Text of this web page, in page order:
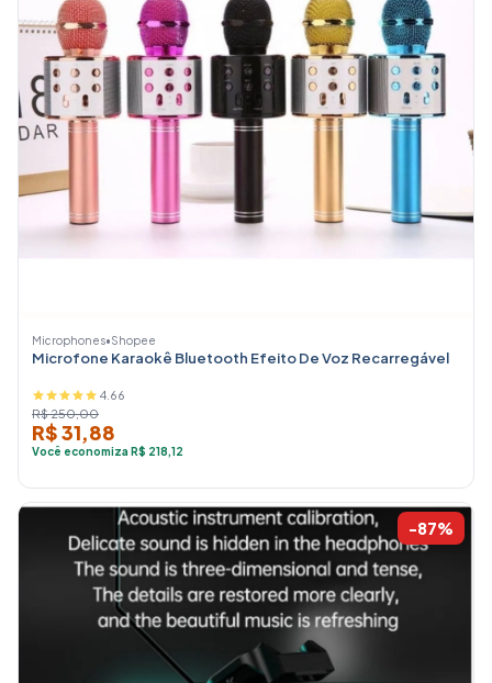
Microphones•Shopee
Microfone Karaokê Bluetooth Efeito De Voz Recarregável
4.66
R$ 250,00
R$ 31,88
Você economiza R$ 218,12
-87%